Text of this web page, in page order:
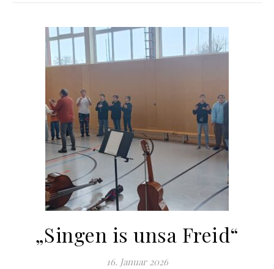
„Singen is unsa Freid“
16. Januar 2026